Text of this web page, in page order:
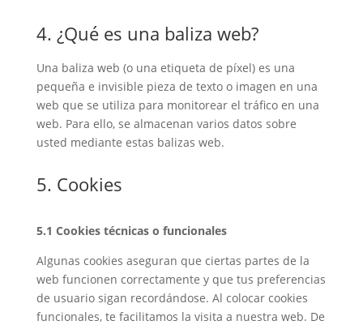
4. ¿Qué es una baliza web?
Una baliza web (o una etiqueta de píxel) es una
pequeña e invisible pieza de texto o imagen en una
web que se utiliza para monitorear el tráfico en una
web. Para ello, se almacenan varios datos sobre
usted mediante estas balizas web.
5. Cookies
5.1 Cookies técnicas o funcionales
Algunas cookies aseguran que ciertas partes de la
web funcionen correctamente y que tus preferencias
de usuario sigan recordándose. Al colocar cookies
funcionales, te facilitamos la visita a nuestra web. De